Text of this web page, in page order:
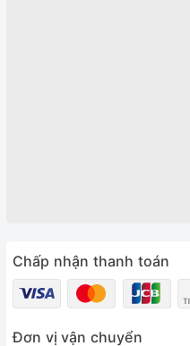
Chấp nhận thanh toán
Đơn vị vận chuyển